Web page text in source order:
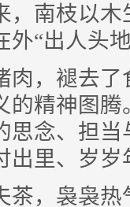
，南枝以
外“出人头
，褪去了
的精神图
思念、担
出里、岁
，袅袅热